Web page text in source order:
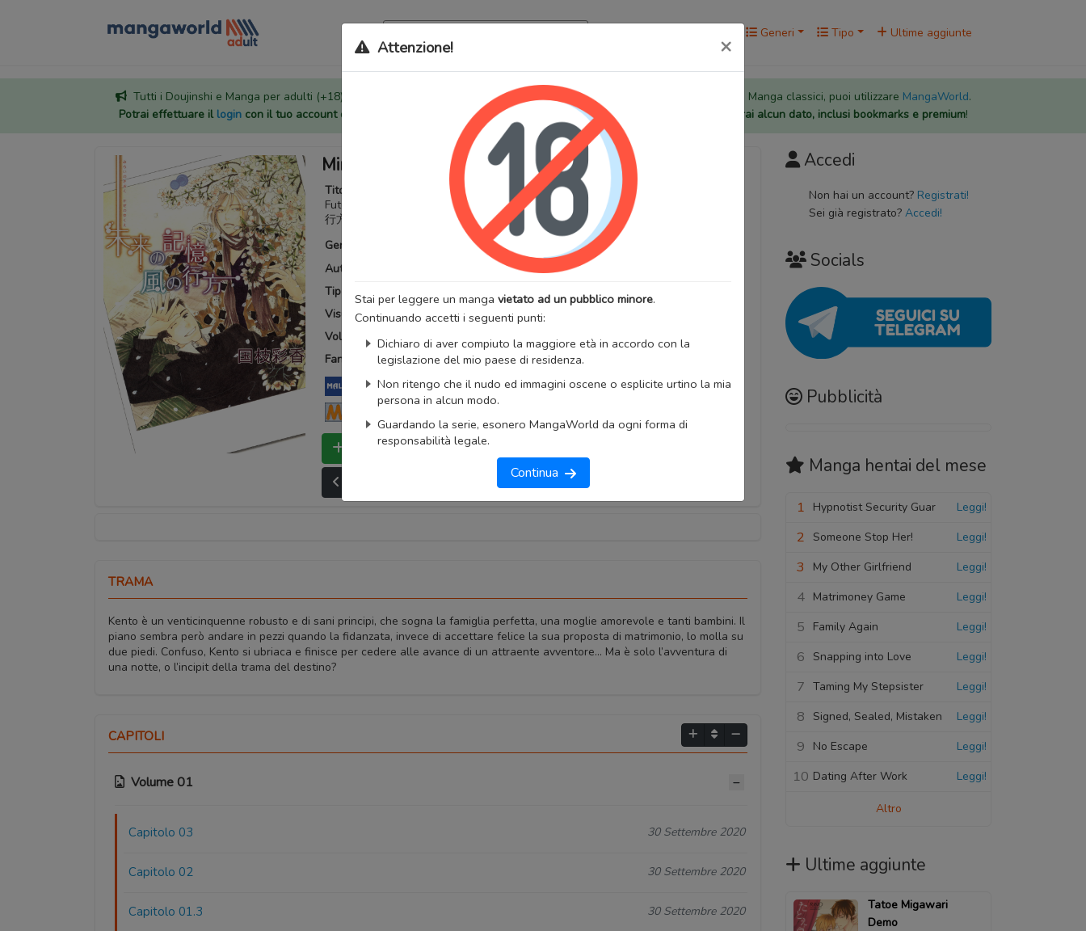
Generi Tipo Ultime aggiunte
Tutti i Doujinshi e Manga per adulti (+18) sono stati trasferiti sul nostro nuovo sito ( mangaworldadult.net ); invece, per i Manga classici, puoi utilizzare MangaWorld.
Potrai effettuare il logincon il tuo account di MangaWorld tutti i dati sono condivisitra i due siti, quindi non perderai alcun dato, inclusi bookmarks e premium!
Attenzione! ×
Stai per leggere un manga vietato ad un pubblico minore.
Continuando accetti i seguenti punti:
Dichiaro di aver compiuto la maggiore età in accordo con la
legislazione del mio paese di residenza.
Non ritengo che il nudo ed immagini oscene o esplicite urtino la mia
persona in alcun modo.
Guardando la serie, esonero MangaWorld da ogni forma di
responsabilità legale.
Continua
Mirai no Kioku
Titoli alternativi:
Future Lovers, Kaze no Yukue (KUNIEDA Saika), Memory of the
Future, Where the Wind Goes, 未來的記憶, 未来の記憶, 未来の記憶 風の行方, 風の
行方
Generi:
Drammatico Romantico Slice of Life
Autore: Artista:
Tipo:
Manga Stato:Finito
Visualizzazioni:38593
Volumi totali: 1 Capitoli totali:
Fansub:
Storm in Heaven
MyAnimeList
AniList
Bookmark Lista capitoli
Primo capitolo
TRAMA
Kento è un venticinquenne robusto e di sani principi, che sogna la famiglia perfetta, una moglie amorevole e tanti bambini. Il
piano sembra però andare in pezzi quando la fidanzata, invece di accettare felice la sua proposta di matrimonio, lo molla su
due piedi. Confuso, Kento si ubriaca e finisce per cedere alle avance di un attraente avventore… Ma è solo l’avventura di
una notte, o l’incipit della trama del destino?
CAPITOLI
Volume 01
Capitolo 03 30 Settembre 2020
Capitolo 02 30 Settembre 2020
Capitolo 01.3 30 Settembre 2020
Accedi
Non hai un account? Registrati!
Sei già registrato? Accedi!
Socials
Pubblicità
Manga hentai del mese
1 Hypnotist Security Guar Leggi!
2 Someone Stop Her! Leggi!
3 My Other Girlfriend Leggi!
4 Matrimoney Game Leggi!
5 Family Again Leggi!
6 Snapping into Love Leggi!
7 Taming My Stepsister Leggi!
8 Signed, Sealed, Mistaken Leggi!
9 No Escape Leggi!
10 Dating After Work Leggi!
Altro
Ultime aggiunte
Tatoe Migawari
Demo